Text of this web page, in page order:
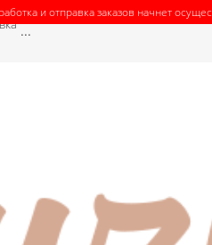
...
и отправка заказов начнет